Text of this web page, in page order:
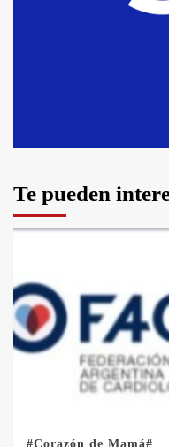
que fue
3
Identidad
que
4
Accidente
Trenque
Los
Pampa,
Te pueden
#Corazón de Mamá#